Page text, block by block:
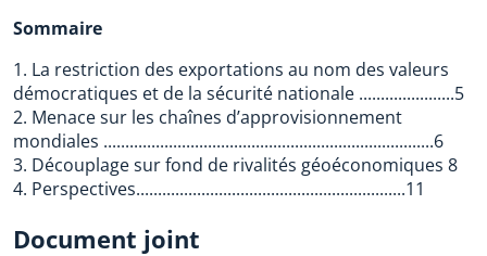
Sommaire
1. La restriction des exportations au nom des valeurs
démocratiques et de la sécurité nationale ......................5
2. Menace sur les chaînes d’approvisionnement
mondiales ............................................................................6
3. Découplage sur fond de rivalités géoéconomiques 8
4. Perspectives..............................................................11
Document joint